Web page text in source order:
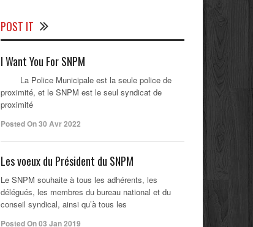
POST IT
I Want You For SNPM
La Police Municipale est la seule police de
proximité, et le SNPM est le seul syndicat de
proximité
Posted On 30 Avr 2022
Les voeux du Président du SNPM
Le SNPM souhaite à tous les adhérents, les
délégués, les membres du bureau national et du
conseil syndical, ainsi qu’à tous les
Posted On 03 Jan 2019